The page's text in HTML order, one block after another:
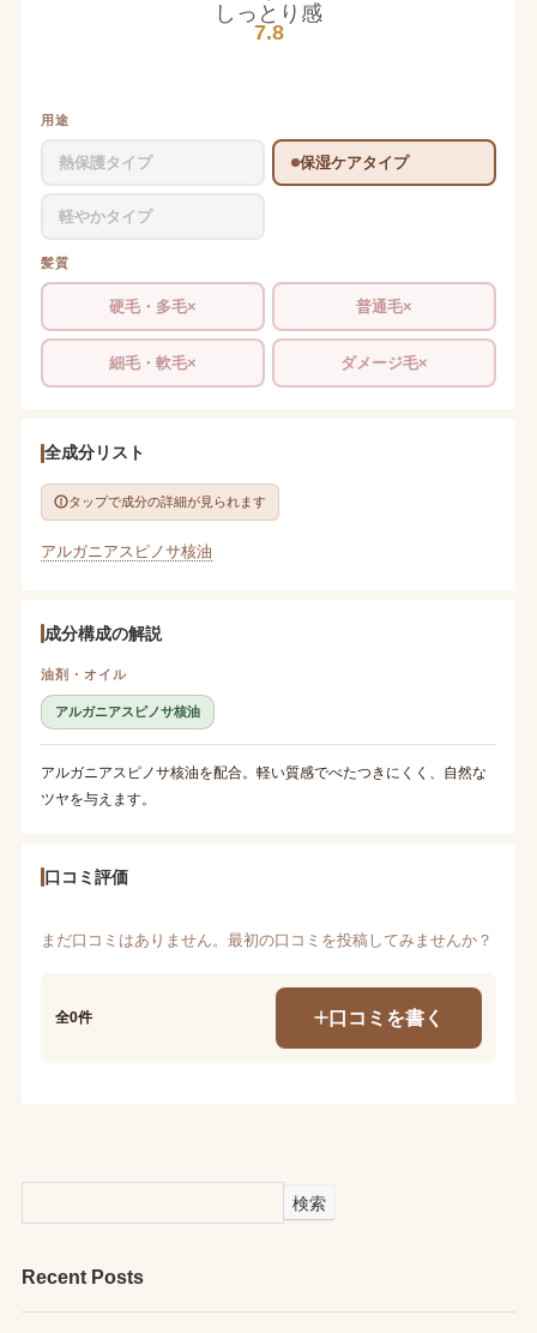
しっとり感
7.8
用途
熱保護タイプ 保湿ケアタイプ
軽やかタイプ
髪質
硬毛・多毛× 普通毛×
細毛・軟毛× ダメージ毛×
全成分リスト
タップで成分の詳細が見られます
アルガニアスピノサ核油
成分構成の解説
油剤・オイル
アルガニアスピノサ核油
アルガニアスピノサ核油を配合。軽い質感でべたつきにくく、自然な
ツヤを与えます。
口コミ評価
まだ口コミはありません。最初の口コミを投稿してみませんか？
全0件 口コミを書く
検索
Recent Posts